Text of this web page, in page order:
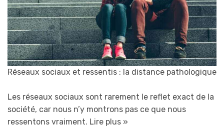
Réseaux sociaux et ressentis : la distance pathologique
Les réseaux sociaux sont rarement le reflet exact de la
société, car nous n’y montrons pas ce que nous
ressentons vraiment. Lire plus »